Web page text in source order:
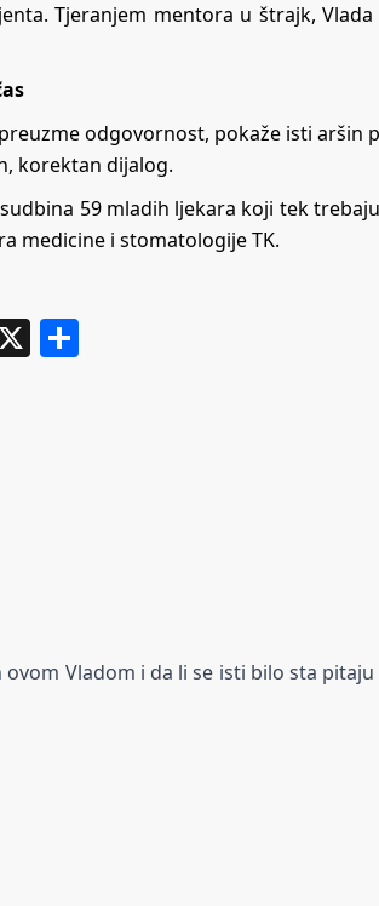
Tjeranjem mentora u štrajk,
odgovornost, pokaže isti
korektan dijalog.
59 mladih ljekara koji tek
medicine i stomatologije TK.
X
Vladom i da li se isti bilo sta